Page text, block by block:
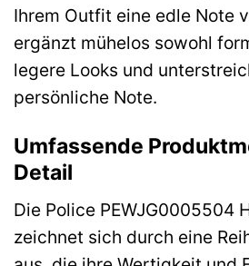
Ihrem Outfit eine edle Note
ergänzt mühelos sowohl
legere Looks und
persönliche Note.
Umfassende
Detail
Die Police PEWJG0005504
zeichnet sich durch eine